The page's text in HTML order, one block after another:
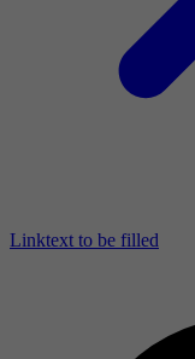
Linktext to be filled